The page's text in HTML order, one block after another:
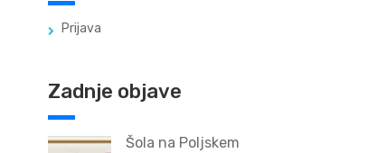
Prijava
Zadnje objave
Šola na Poljskem